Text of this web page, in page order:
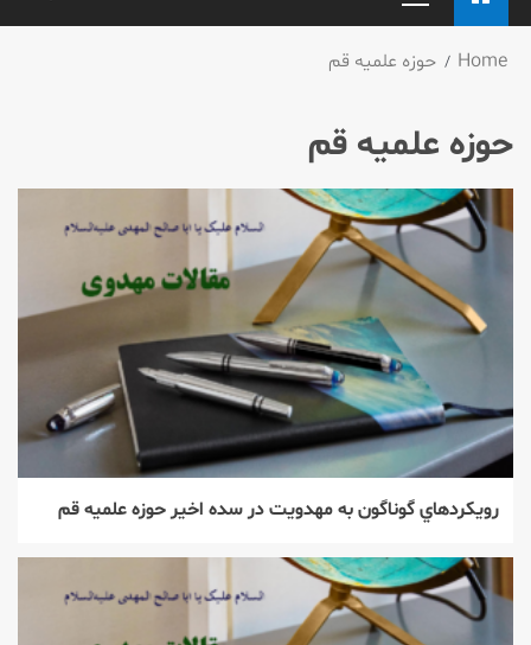
Home حوزه علمیه قم
حوزه علمیه قم
رويكردهاي گوناگون به مهدويت در سده اخير حوزه علميه قم